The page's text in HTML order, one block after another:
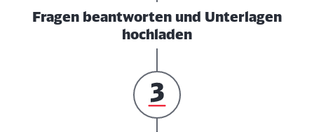
Fragen beantworten und Unterlagen
hochladen